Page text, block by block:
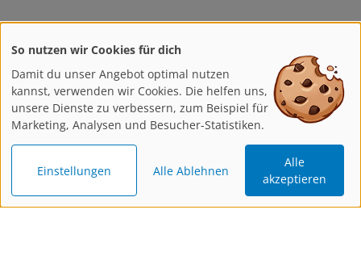
So nutzen wir Cookies für dich
Damit du unser Angebot optimal nutzen
kannst, verwenden wir Cookies. Die helfen uns,
unsere Dienste zu verbessern, zum Beispiel für
Marketing, Analysen und Besucher-Statistiken.
Einstellungen Alle Ablehnen
Alle
akzeptieren